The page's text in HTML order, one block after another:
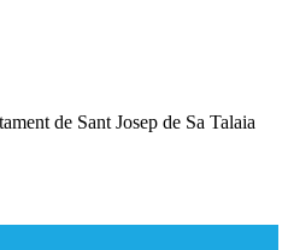
de Sant Josep de Sa Talaia